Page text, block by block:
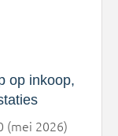
op inkoop,
(mei 2026)